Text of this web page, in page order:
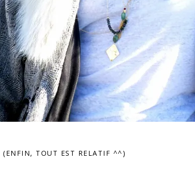
(ENFIN, TOUT EST RELATIF ^^)